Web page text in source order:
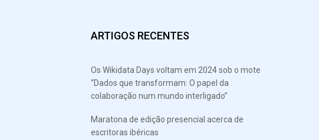
ARTIGOS RECENTES
Os Wikidata Days voltam em 2024 sob o mote
“Dados que transformam: O papel da
colaboração num mundo interligado”
Maratona de edição presencial acerca de
escritoras ibéricas